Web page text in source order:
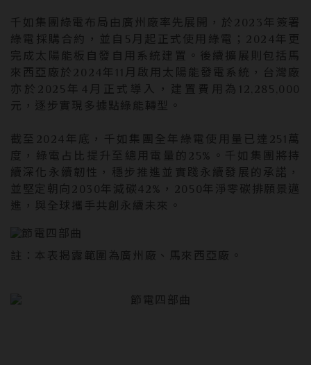
千如集團綠電布局由廣州廠率先展開，於2023年簽署
綠電採購合約，並自5月起正式使用綠電；2024年更
完成太陽能板自發自用系統建置。後續擴展則包括馬
來西亞廠於2024年11月啟用太陽能發電系統，台灣廠
亦於2025年4月正式導入，建置費用為12,285,000
元，逐步實現多據點綠能轉型。
截至2024年底，千如集團全年綠電使用量已達251萬
度，綠電占比提升至總用電量的25%。千如集團將持
續深化永續韌性，穩步推進並實踐永續發展的承諾，
並堅定朝向2030年減碳42%，2050年淨零碳排願景邁
進，與全球攜手共創永續未來。
註：本表揭露範圍為廣州廠、馬來西亞廠。